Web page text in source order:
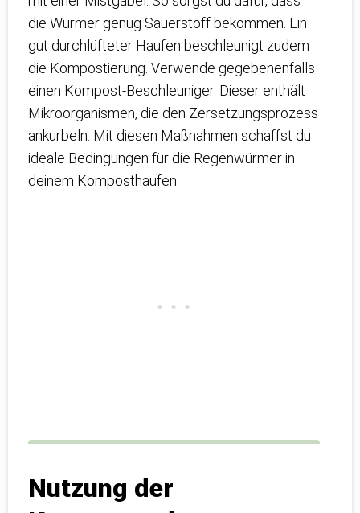
die Würmer genug Sauerstoff bekommen. Ein
gut durchlüfteter Haufen beschleunigt zudem
die Kompostierung. Verwende gegebenenfalls
einen Kompost-Beschleuniger. Dieser enthält
Mikroorganismen, die den Zersetzungsprozess
ankurbeln. Mit diesen Maßnahmen schaffst du
ideale Bedingungen für die Regenwürmer in
deinem Komposthaufen.
Nutzung der